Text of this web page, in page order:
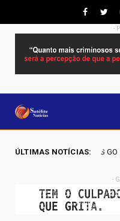
-
ÚLTIMAS NOTÍCIAS:
GO 2026 - Joscilene
-